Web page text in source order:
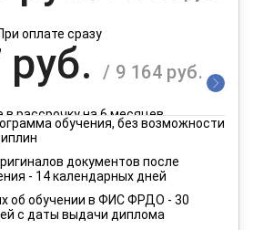
оплате сразу
/ 9 164 руб.
в рассрочку на 6 месяцев
руб.
рассрочку на 12 месяцев
обучения, без возможности
документов после
- 14 календарных дней
об обучении в ФИС ФРДО - 30
с даты выдачи диплома